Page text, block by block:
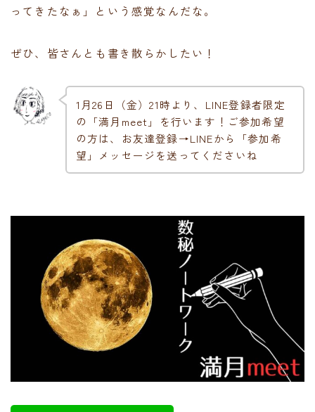
ってきたなぁ」という感覚なんだな。
ぜひ、皆さんとも書き散らかしたい！
1月26日（金）21時より、LINE登録者限定
の「満月meet」を行います！ご参加希望
の方は、お友達登録→LINEから「参加希
望」メッセージを送ってくださいね